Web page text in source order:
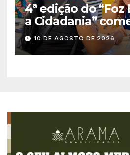
4ª edição do
a Cidadania”
feira (13) com
serviços
gratuitos
10 DE AGOSTO DE 2026